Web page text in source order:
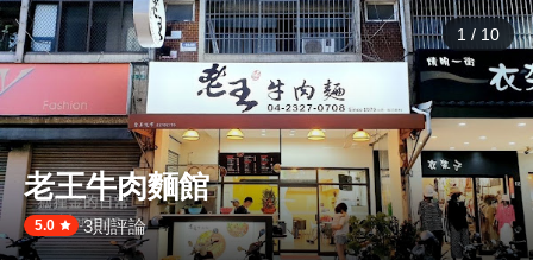
1 / 10
老王牛肉麵館
5.0 ·3則評論